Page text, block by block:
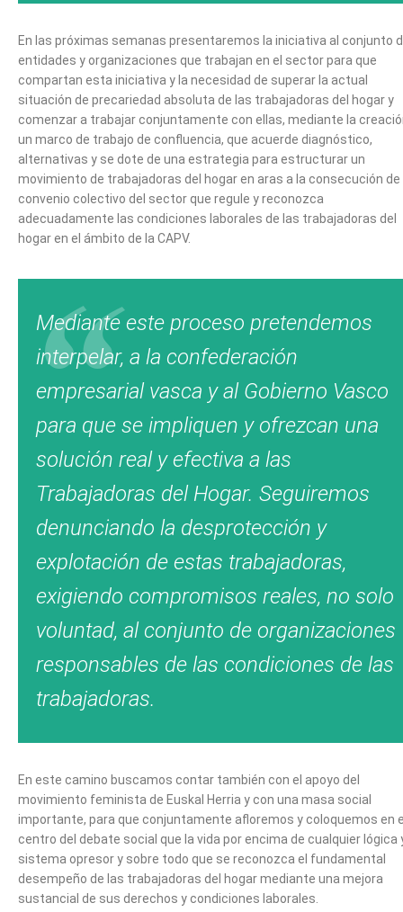
En las próximas semanas presentaremos la iniciativa al conjunto
entidades y organizaciones que trabajan en el sector para que
compartan esta iniciativa y la necesidad de superar la actual
situación de precariedad absoluta de las trabajadoras del hogar y
comenzar a trabajar conjuntamente con ellas, mediante la
un marco de trabajo de confluencia, que acuerde diagnóstico,
alternativas y se dote de una estrategia para estructurar un
movimiento de trabajadoras del hogar en aras a la consecución de
convenio colectivo del sector que regule y reconozca
adecuadamente las condiciones laborales de las trabajadoras del
hogar en el ámbito de la CAPV.
Mediante este proceso pretendemos
interpelar, a la confederación
empresarial vasca y al Gobierno Vasco
para que se impliquen y ofrezcan una
solución real y efectiva a las
Trabajadoras del Hogar. Seguiremos
denunciando la desprotección y
explotación de estas trabajadoras,
exigiendo compromisos reales, no solo
voluntad, al conjunto de organizaciones
responsables de las condiciones de las
trabajadoras.
En este camino buscamos contar también con el apoyo del
movimiento feminista de Euskal Herria y con una masa social
importante, para que conjuntamente afloremos y coloquemos en
centro del debate social que la vida por encima de cualquier lógica
sistema opresor y sobre todo que se reconozca el fundamental
desempeño de las trabajadoras del hogar mediante una mejora
sustancial de sus derechos y condiciones laborales.